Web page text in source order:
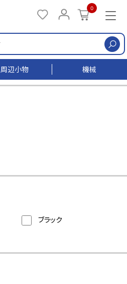
0
周辺小物 機械
ブラック